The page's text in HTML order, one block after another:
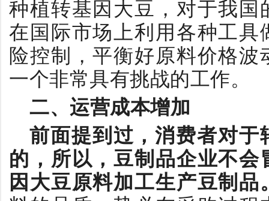
种植转基因大豆，对于我
在国际市场上利用各种工
险控制，平衡好原料价格
一个非常具有挑战的工作。
二、运营成本增加
前面提到过，消费者对
的，所以，豆制品企业不
因大豆原料加工生产豆制品